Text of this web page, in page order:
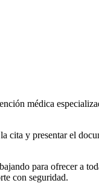
médica
cita y presentar el
para ofrecer a
con seguridad.